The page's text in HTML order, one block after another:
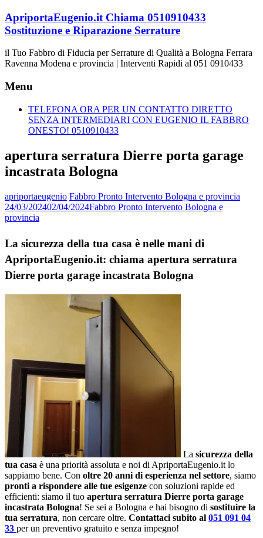
Vai
al
contenuto
ApriportaEugenio.it Chiama 0510910433
Sostituzione e Riparazione Serrature
il Tuo Fabbro di Fiducia per Serrature di Qualità a Bologna Ferrara
Ravenna Modena e provincia | Interventi Rapidi al 051 0910433
Menu
TELEFONA ORA PER UN CONTATTO DIRETTO
SENZA INTERMEDIARI CON EUGENIO IL FABBRO
ONESTO! 0510910433
apertura serratura Dierre porta garage
incastrata Bologna
apriportaeugenio Fabbro Pronto Intervento Bologna e provincia
24/03/202402/04/2024Fabbro Pronto Intervento Bologna e
provincia
La sicurezza della tua casa è nelle mani di
ApriportaEugenio.it: chiama apertura serratura
Dierre porta garage incastrata Bologna
La sicurezza della
tua casa è una priorità assoluta e noi di ApriportaEugenio.it lo
sappiamo bene. Con oltre 20 anni di esperienza nel settore, siamo
pronti a rispondere alle tue esigenze con soluzioni rapide ed
efficienti: siamo il tuo apertura serratura Dierre porta garage
incastrata Bologna! Se sei a Bologna e hai bisogno di sostituire la
tua serratura, non cercare oltre. Contattaci subito al 051 091 04
33 per un preventivo gratuito e senza impegno!